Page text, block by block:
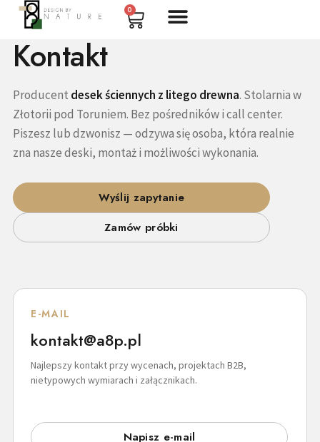
0
Kontakt
Producent desek ściennych z litego drewna. Stolarnia w
Złotorii pod Toruniem. Bez pośredników i call center.
Piszesz lub dzwonisz — odzywa się osoba, która realnie
zna nasze deski, montaż i możliwości wykonania.
Wyślij zapytanie
Zamów próbki
E-MAIL
kontakt@a8p.pl
Najlepszy kontakt przy wycenach, projektach B2B,
nietypowych wymiarach i załącznikach.
Napisz e-mail